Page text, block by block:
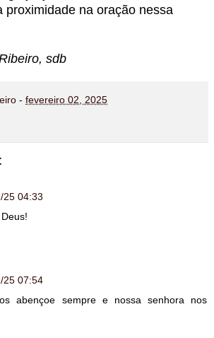
proximidade na oração nessa
sdb
- fevereiro 02, 2025
25 04:33
25 07:54
abençoe sempre e nossa senhora nos